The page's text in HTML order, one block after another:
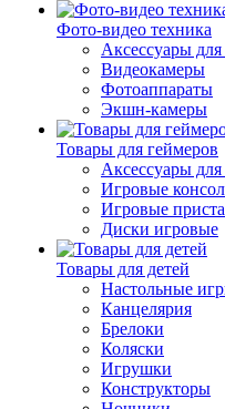
Фото-видео техника
Аксессуары
Видеокамеры
Фотоаппараты
Экшн-камеры
Товары для геймеров
Аксессуары
Игровые
Игровые
Диски игровые
Товары для детей
Настольные
Канцелярия
Брелоки
Коляски
Игрушки
Конструкторы